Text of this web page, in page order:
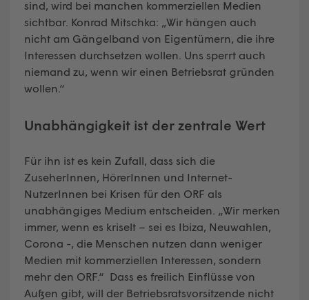
sind, wird bei manchen kommerziellen Medien
sichtbar. Konrad Mitschka: „Wir hängen auch
nicht am Gängelband von Eigentümern, die ihre
Interessen durchsetzen wollen. Uns sperrt auch
niemand zu, wenn wir einen Betriebsrat gründen
wollen.“
Unabhängigkeit ist der zentrale Wert
Für ihn ist es kein Zufall, dass sich die
ZuseherInnen, HörerInnen und Internet-
NutzerInnen bei Krisen für den ORF als
unabhängiges Medium entscheiden. „Wir merken
immer, wenn es kriselt – sei es Ibiza, Neuwahlen,
Corona -, die Menschen nutzen dann weniger
Medien mit kommerziellen Interessen, sondern
mehr den ORF.“ Dass es freilich Einflüsse von
Außen gibt, will der Betriebsratsvorsitzende nicht